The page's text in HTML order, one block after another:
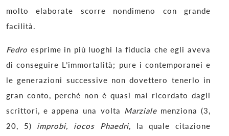
molto elaborate scorre nondimeno con grande
facilità.
Fedro esprime in più luoghi Ia fiducia che egli aveva
di conseguire L’immortalità; pure i contemporanei e
le generazioni successive non dovettero tenerlo in
gran conto, perché non è quasi mai ricordato dagli
scrittori, e appena una volta Marzialemenziona (3,
20, 5) improbi, iocos Phaedri, la quale citazione